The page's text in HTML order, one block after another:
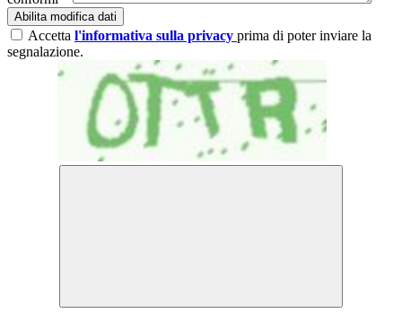
Abilita modifica dati
Accetta l'informativa sulla privacy prima di poter inviare la
segnalazione.